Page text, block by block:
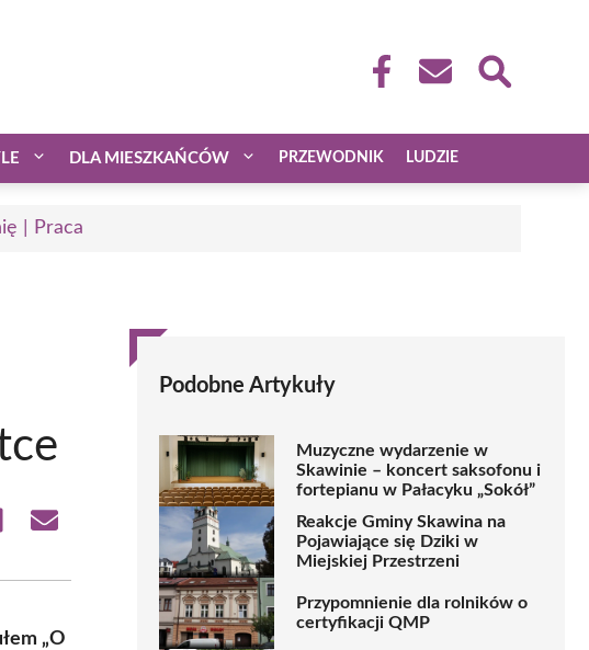
DLA MIESZKAŃCÓW PRZEWODNIK LUDZIE
| Praca
Share
„O
Podobne Artykuły
Muzyczne wydarzenie w
Skawinie – koncert saksofonu i
fortepianu w Pałacyku „Sokół”
Reakcje Gminy Skawina na
Pojawiające się Dziki w
Miejskiej Przestrzeni
Przypomnienie dla rolników o
certyfikacji QMP